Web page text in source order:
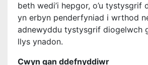
beth wedi’i hepgor, o’u tystysgrif
yn erbyn penderfyniad i wrthod
adnewyddu tystysgrif diogelwch
llys ynadon.
Cwyn gan ddefnyddiwr